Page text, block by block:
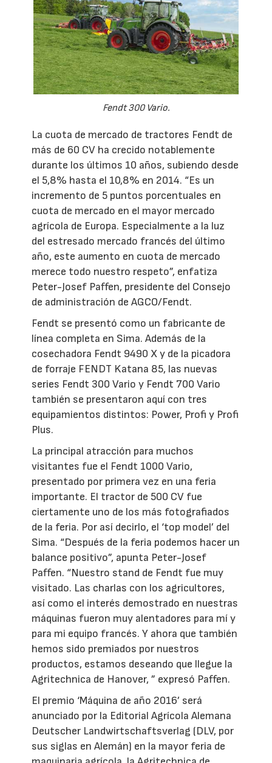
Fendt 300 Vario.
La cuota de mercado de tractores Fendt de
más de 60 CV ha crecido notablemente
durante los últimos 10 años, subiendo desde
el 5,8% hasta el 10,8% en 2014. “Es un
incremento de 5 puntos porcentuales en
cuota de mercado en el mayor mercado
agrícola de Europa. Especialmente a la luz
del estresado mercado francés del último
año, este aumento en cuota de mercado
merece todo nuestro respeto”, enfatiza
Peter-Josef Paffen, presidente del Consejo
de administración de AGCO/Fendt.
Fendt se presentó como un fabricante de
línea completa en Sima. Además de la
cosechadora Fendt 9490 X y de la picadora
de forraje FENDT Katana 85, las nuevas
series Fendt 300 Vario y Fendt 700 Vario
también se presentaron aquí con tres
equipamientos distintos: Power, Profi y Profi
Plus.
La principal atracción para muchos
visitantes fue el Fendt 1000 Vario,
presentado por primera vez en una feria
importante. El tractor de 500 CV fue
ciertamente uno de los más fotografiados
de la feria. Por así decirlo, el ‘top model’ del
Sima. “Después de la feria podemos hacer un
balance positivo”, apunta Peter-Josef
Paffen. “Nuestro stand de Fendt fue muy
visitado. Las charlas con los agricultores,
así como el interés demostrado en nuestras
máquinas fueron muy alentadores para mí y
para mi equipo francés. Y ahora que también
hemos sido premiados por nuestros
productos, estamos deseando que llegue la
Agritechnica de Hanover, ” expresó Paffen.
El premio ‘Máquina de año 2016’ será
anunciado por la Editorial Agrícola Alemana
Deutscher Landwirtschaftsverlag (DLV, por
sus siglas en Alemán) en la mayor feria de